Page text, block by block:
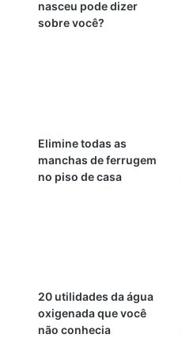
nasceu pode dizer
sobre você?
Elimine todas as
manchas de ferrugem
no piso de casa
20 utilidades da água
oxigenada que você
não conhecia